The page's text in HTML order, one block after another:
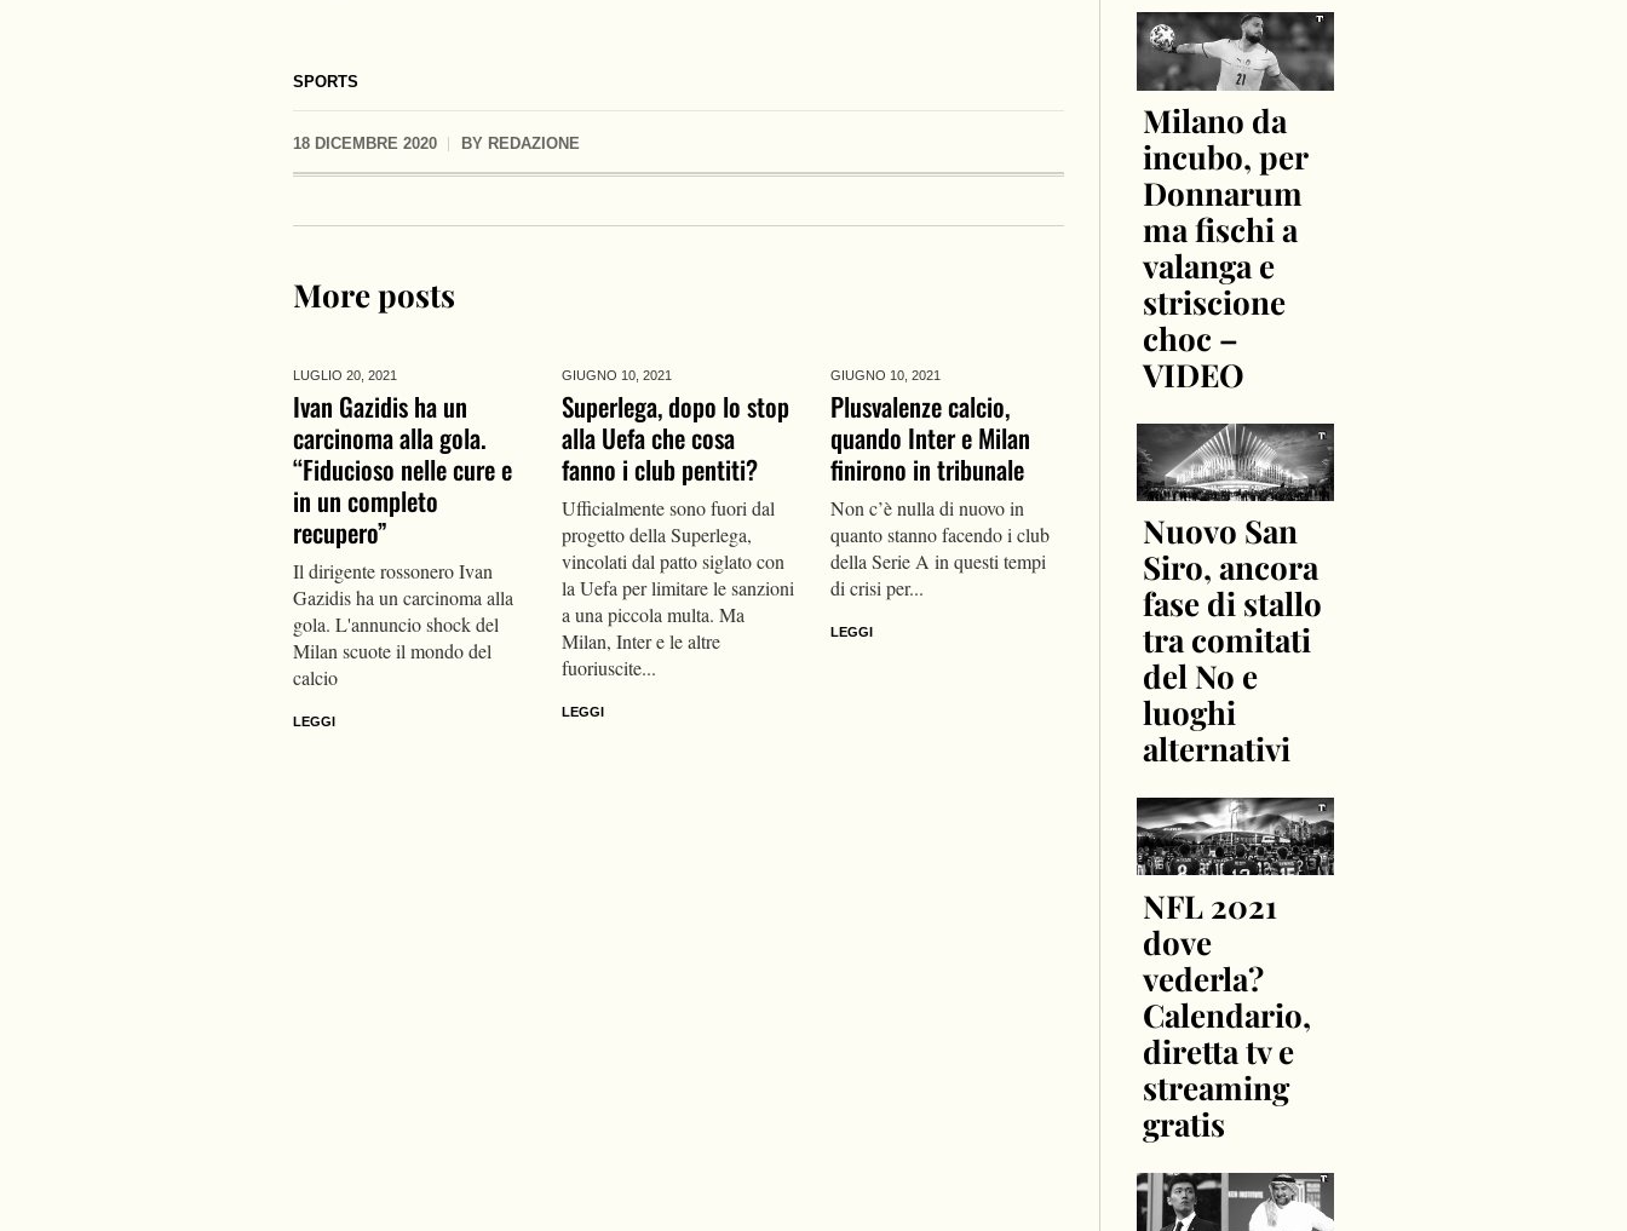
SPORTS
18 DICEMBRE 2020 BY REDAZIONE
More posts
LUGLIO 20, 2021
Ivan Gazidis ha un
carcinoma alla gola.
“Fiducioso nelle cure e
in un completo
recupero”
Il dirigente rossonero Ivan
Gazidis ha un carcinoma alla
gola. L'annuncio shock del
Milan scuote il mondo del
calcio
LEGGI
GIUGNO 10, 2021
Superlega, dopo lo stop
alla Uefa che cosa
fanno i club pentiti?
Ufficialmente sono fuori dal
progetto della Superlega,
vincolati dal patto siglato con
la Uefa per limitare le sanzioni
a una piccola multa. Ma
Milan, Inter e le altre
fuoriuscite...
LEGGI
GIUGNO 10, 2021
Plusvalenze calcio,
quando Inter e Milan
finirono in tribunale
Non c’è nulla di nuovo in
quanto stanno facendo i club
della Serie A in questi tempi
di crisi per...
LEGGI
Milano da
incubo, per
Donnarum
ma fischi a
valanga e
striscione
choc –
VIDEO
Nuovo San
Siro, ancora
fase di stallo
tra comitati
del No e
luoghi
alternativi
NFL 2021
dove
vederla?
Calendario,
diretta tv e
streaming
gratis